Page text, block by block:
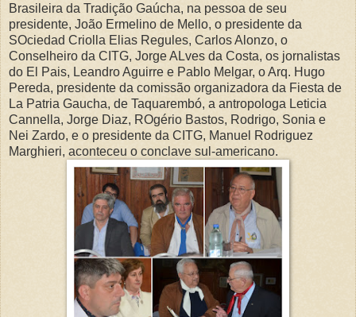
Brasileira da Tradição Gaúcha, na pessoa de seu
presidente, João Ermelino de Mello, o presidente da
SOciedad Criolla Elias Regules, Carlos Alonzo, o
Conselheiro da CITG, Jorge ALves da Costa, os jornalistas
do El Pais, Leandro Aguirre e Pablo Melgar, o Arq. Hugo
Pereda, presidente da comissão organizadora da Fiesta de
La Patria Gaucha, de Taquarembó, a antropologa Leticia
Cannella, Jorge Diaz, ROgério Bastos, Rodrigo, Sonia e
Nei Zardo, e o presidente da CITG, Manuel Rodriguez
Marghieri, aconteceu o conclave sul-americano.